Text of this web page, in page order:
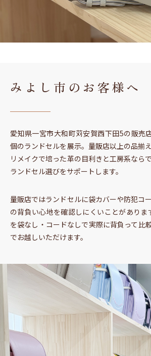
みよし市のお客様へ
愛知県一宮市大和町苅安賀西下田5の販売
個のランドセルを展示。量販店以上の品揃
リメイクで培った革の目利きと工房系なら
ランドセル選びをサポートします。
量販店ではランドセルに袋カバーや防犯コ
の背負い心地を確認しにくいことがありま
を袋なし・コードなしで実際に背負って比
でお越しいただけます。